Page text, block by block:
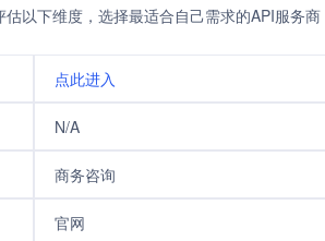
以下维度，选择最适合自己需求的API服务商
点此进入
N/A
商务咨询
官网